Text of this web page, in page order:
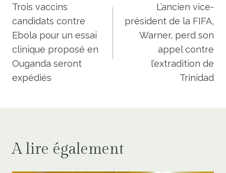
de
l’article
Trois vaccins
candidats contre
Ebola pour un essai
clinique proposé en
Ouganda seront
expédiés
L’ancien vice-
président de la FIFA,
Warner, perd son
appel contre
l’extradition de
Trinidad
A lire également